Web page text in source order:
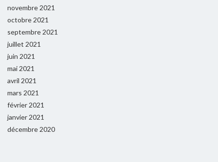
novembre 2021
octobre 2021
septembre 2021
juillet 2021
juin 2021
mai 2021
avril 2021
mars 2021
février 2021
janvier 2021
décembre 2020